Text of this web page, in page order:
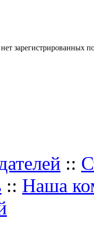
зарегистрированных
::
:: Наша